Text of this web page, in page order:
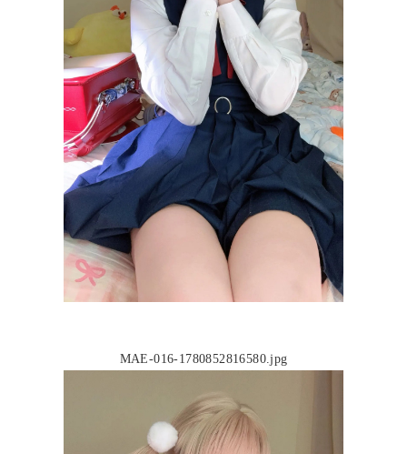
MAE-016-1780852816580.jpg